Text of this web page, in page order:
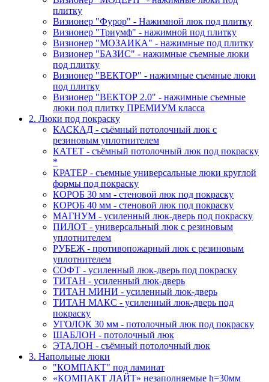
плитку
Визионер "Фурор" - Нажимной люк под плитку
Визионер "Триумф" - нажимной под плитку
Визионер "МОЗАИКА" - нажимные под плитку
Визионер "БАЗИС" - нажимные съемные люки
под плитку
Визионер "ВЕКТОР" - нажимные съемные люки
под плитку
Визионер "ВЕКТОР 2.0" - нажимные съемные
люки под плитку ПРЕМИУМ класса
2. Люки под покраску
КАСКАД - съёмный потолочный люк с
резиновым уплотнителем
КАТЕТ - съёмный потолочный люк под покраску
*
КРАТЕР - съемные универсальные люки круглой
формы под покраску
КОРОБ 30 мм - стеновой люк под покраску
КОРОБ 40 мм - стеновой люк под покраску
МАГНУМ - усиленный люк-дверь под покраску
ПИЛОТ - универсальный люк с резиновым
уплотнителем
РУБЕЖ - противопожарный люк с резиновым
уплотнителем
СОФТ - усиленный люк-дверь под покраску
ТИТАН - усиленный люк-дверь
ТИТАН МИНИ - усиленный люк-дверь
ТИТАН МАКС - усиленный люк-дверь под
покраску
УГОЛОК 30 мм - потолочный люк под покраску
ШАБЛОН - потолочный люк
ЭТАЛОН - съёмный потолочный люк
3. Напольные люки
"КОМПАКТ" под ламинат
«КОМПАКТ ЛАЙТ» незаполняемые h=30мм